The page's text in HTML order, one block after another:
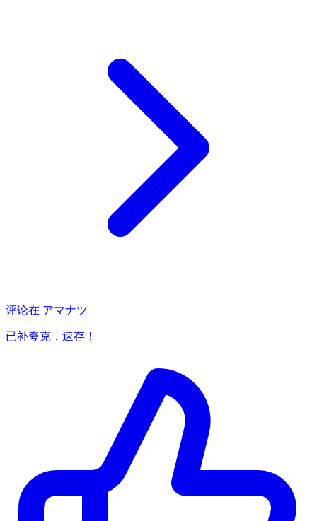
评论在 アマナツ
已补夸克，速存！